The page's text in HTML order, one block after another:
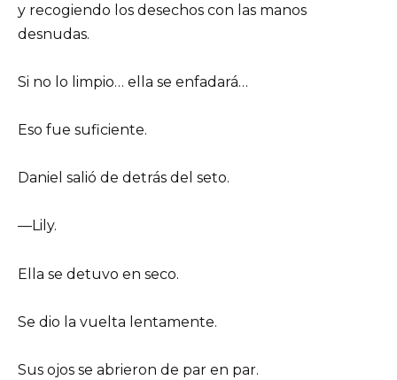
y recogiendo los desechos con las manos
desnudas.
Si no lo limpio… ella se enfadará…
Eso fue suficiente.
Daniel salió de detrás del seto.
—Lily.
Ella se detuvo en seco.
Se dio la vuelta lentamente.
Sus ojos se abrieron de par en par.